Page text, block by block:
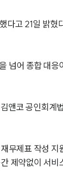
고 21일 밝혔
넘어 종합 대응
앤코 공인회계
무제표 작성
제약없이 서비